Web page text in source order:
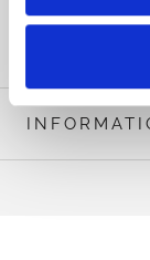
LÄS MER PÅ